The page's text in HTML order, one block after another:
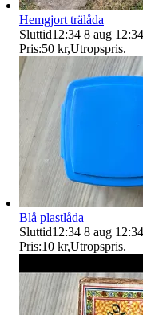
Hemgjort trälåda
Sluttid12:34 8 aug 12:34
Pris:50 kr,Utropspris.
Blå plastlåda
Sluttid12:34 8 aug 12:34
Pris:10 kr,Utropspris.